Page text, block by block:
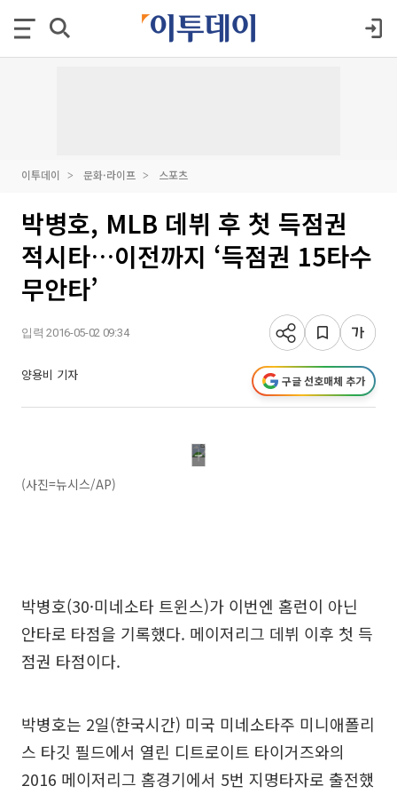
이투데이 문화·라이프 스포츠
박병호, MLB 데뷔 후 첫 득점권
적시타…이전까지 ‘득점권 15타수
무안타’
입력 2016-05-02 09:34
양용비 기자 구글 선호매체 추가
(사진=뉴시스/AP)
박병호(30·미네소타 트윈스)가 이번엔 홈런이 아닌
안타로 타점을 기록했다. 메이저리그 데뷔 이후 첫 득
점권 타점이다.
박병호는 2일(한국시간) 미국 미네소타주 미니애폴리
스 타깃 필드에서 열린 디트로이트 타이거즈와의
2016 메이저리그 홈경기에서 5번 지명타자로 출전했